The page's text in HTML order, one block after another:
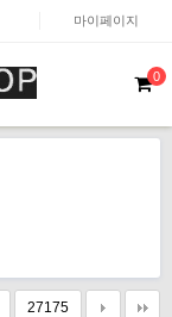
마이페이지
0
27175